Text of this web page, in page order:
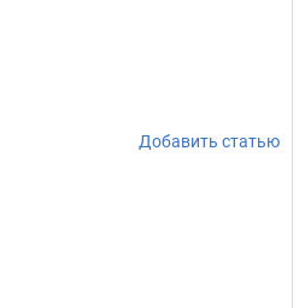
Добавить статью